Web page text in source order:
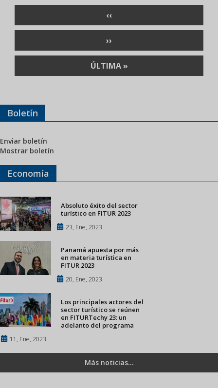
PÁGINA
ANTERIOR
‹‹
SIGUIENTE
PÁGINA
››
ÚLTIMA
PÁGINA
ÚLTIMA »
Boletín
Enviar boletín
Mostrar boletín
Economía
Absoluto éxito del sector
turístico en FITUR 2023
23, Ene, 2023
Panamá apuesta por más
en materia turística en
FITUR 2023
20, Ene, 2023
Los principales actores del
sector turístico se reúnen
en FITURTechy 23: un
adelanto del programa
11, Ene, 2023
Más noticias...